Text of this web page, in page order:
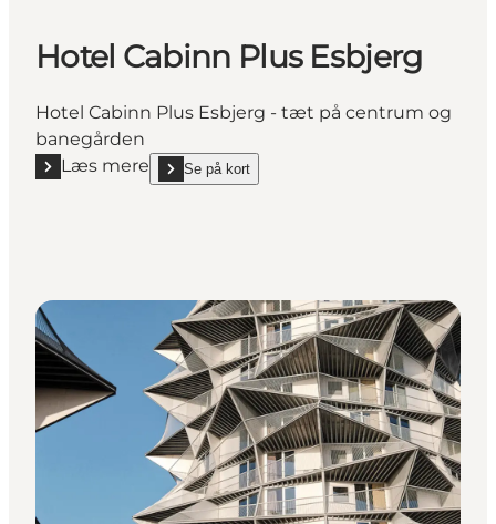
Hotel Cabinn Plus Esbjerg
Hotel Cabinn Plus Esbjerg - tæt på centrum og
banegården
Læs mere
Læs mere "Hotel Cabinn Plus Esbjerg"
Se på kort
show Hotel Cabinn Plus Esbjerg on_map